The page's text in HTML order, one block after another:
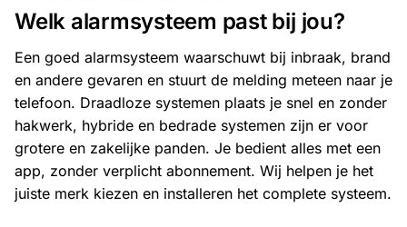
Welk alarmsysteem past bij jou?
Een goed alarmsysteem waarschuwt bij inbraak, brand
en andere gevaren en stuurt de melding meteen naar je
telefoon. Draadloze systemen plaats je snel en zonder
hakwerk, hybride en bedrade systemen zijn er voor
grotere en zakelijke panden. Je bedient alles met een
app, zonder verplicht abonnement. Wij helpen je het
juiste merk kiezen en installeren het complete systeem.